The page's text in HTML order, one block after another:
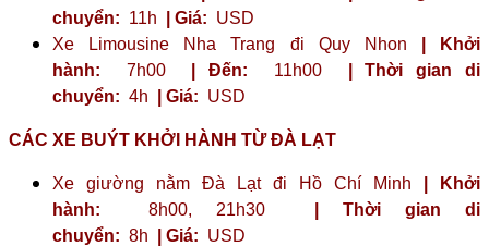
chuyển: 11h | Giá: USD
Xe Limousine Nha Trang đi Quy Nhon
| Khởi
hành: 7h00 | Đến: 11h00
| Thời gian di
chuyển: 4h | Giá: USD
CÁC XE BUÝT KHỞI HÀNH TỪ ĐÀ LẠT
Xe giường nằm Đà Lạt đi Hồ Chí Minh
| Khởi
hành: 8h00, 21h30
| Thời gian di
chuyển: 8h | Giá: USD